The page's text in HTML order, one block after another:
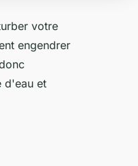
votre
engendrer
d'eau et